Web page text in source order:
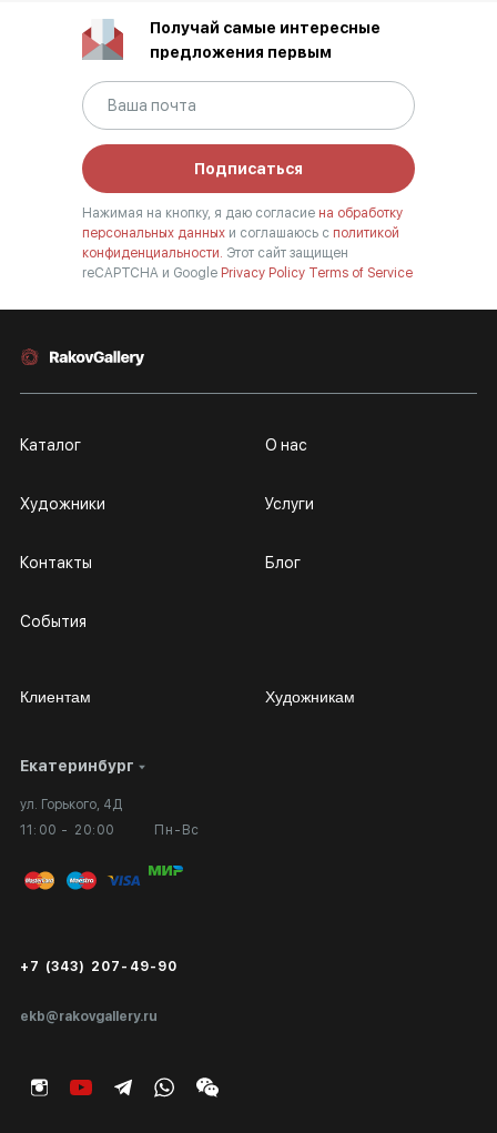
Получай самые интересные
предложения первым
Подписаться
Нажимая на кнопку, я даю согласие на обработку
персональных данных и соглашаюсь с политикой
конфиденциальности. Этот сайт защищен
reCAPTCHA и Google Privacy Policy Terms of Service
Екатеринбург
ул. Горького, 4Д
11:00 - 20:00
Пн-Вс
ekb@rakovgallery.ru
+7 (343) 207-49-90
Каталог
Художники
Контакты
События
О нас
Услуги
Блог
Клиентам
Личный кабинет
Вопросы и ответы
Публичная оферта
Экспертиза/Вывоз за границу
Подарочные сертификаты
Художникам
Сотрудничество
Выставка в галерее